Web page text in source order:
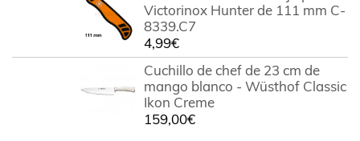
Victorinox Hunter de 111 mm C-
8339.C7
4,99€
Cuchillo de chef de 23 cm de
mango blanco - Wüsthof Classic
Ikon Creme
159,00€